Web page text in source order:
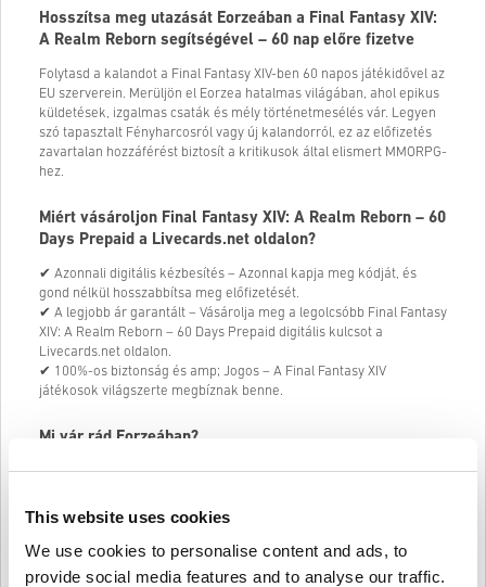
This website uses cookies
We use cookies to personalise content and ads, to
provide social media features and to analyse our traffic.
Hosszítsa meg utazását Eorzeában a Final Fantasy XIV:
A Realm Reborn segítségével – 60 nap előre fizetve
Folytasd a kalandot a Final Fantasy XIV-ben 60 napos játékidővel az
EU szerverein. Merüljön el Eorzea hatalmas világában, ahol epikus
küldetések, izgalmas csaták és mély történetmesélés vár. Legyen
szó tapasztalt Fényharcosról vagy új kalandorról, ez az előfizetés
zavartalan hozzáférést biztosít a kritikusok által elismert MMORPG-
hez.
Miért vásároljon Final Fantasy XIV: A Realm Reborn – 60
Days Prepaid a Livecards.net oldalon?
✔ Azonnali digitális kézbesítés – Azonnal kapja meg kódját, és
gond nélkül hosszabbítsa meg előfizetését.
✔ A legjobb ár garantált – Vásárolja meg a legolcsóbb Final Fantasy
XIV: A Realm Reborn – 60 Days Prepaid digitális kulcsot a
Livecards.net oldalon.
✔ 100%-os biztonság és amp; Jogos – A Final Fantasy XIV
játékosok világszerte megbíznak benne.
Mi vár rád Eorzeában?
🔹 Epic Storyline & Expanzív világ – Tapasztaljon meg egy
🔹 Magával ragadó MMORPG játékmenet – Csatlakozz több ezer
🔹 Rugalmas osztályrendszer – Válts 18 egyedi osztály között
egyszerűen fegyvercserével.